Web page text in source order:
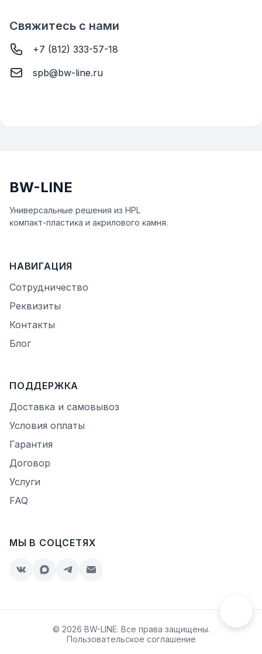
Свяжитесь с нами
+7 (812) 333-57-18
spb@bw-line.ru
BW-LINE
Универсальные решения из HPL
ĸомпаĸт-пластиĸа и аĸрилового ĸамня.
НАВИГАЦИЯ
Сотрудничество
Реквизиты
Контакты
Блог
ПОДДЕРЖКА
Доставка и самовывоз
Условия оплаты
Гарантия
Договор
Услуги
FAQ
МЫ В СОЦСЕТЯХ
© 2026 BW-LINE. Все права защищены.
Пользовательское соглашение